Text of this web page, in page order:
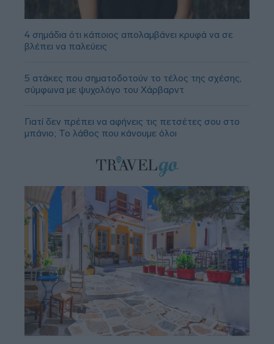
4 σημάδια ότι κάποιος απολαμβάνει κρυφά να σε
βλέπει να παλεύεις
5 ατάκες που σηματοδοτούν το τέλος της σχέσης,
σύμφωνα με ψυχολόγο του Χάρβαρντ
Γιατί δεν πρέπει να αφήνεις τις πετσέτες σου στο
μπάνιο; Το λάθος που κάνουμε όλοι